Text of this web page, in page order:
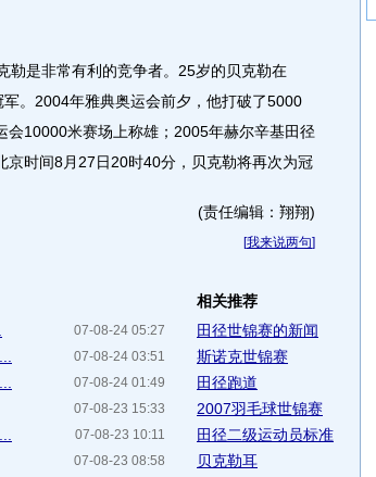
是非常有利的竞争者。25岁的贝克勒在
。2004年雅典奥运会前夕，他打破了5000
10000米赛场上称雄；2005年赫尔辛基田径
时间8月27日20时40分，贝克勒将再次为冠
(责任编辑：翔翔)
[我来说两句]
07-08-24 05:27
07-08-24 03:51
07-08-24 01:49
07-08-23 15:33
07-08-23 10:11
07-08-23 08:58
相关推荐
田径世锦赛的新闻
斯诺克世锦赛
田径跑道
2007羽毛球世锦赛
田径二级运动员标准
贝克勒耳